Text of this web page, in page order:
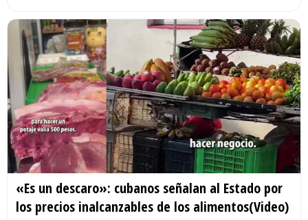
«Es un descaro»: cubanos señalan al Estado por
los precios inalcanzables de los alimentos(Video)